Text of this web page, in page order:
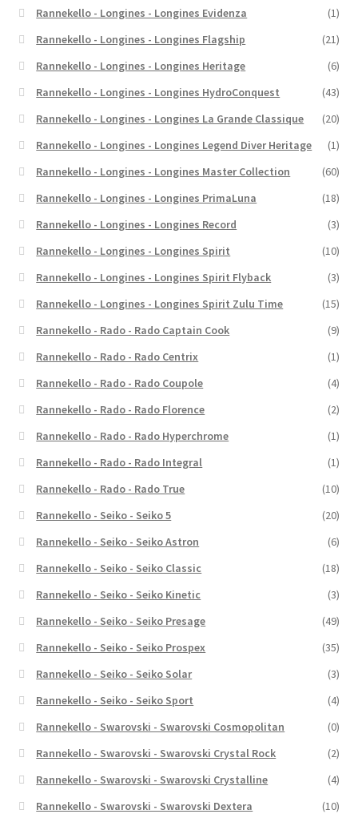
Rannekello - Longines - Longines Evidenza
(1)
Rannekello - Longines - Longines Flagship
(21)
Rannekello - Longines - Longines Heritage
(6)
Rannekello - Longines - Longines HydroConquest
(43)
Rannekello - Longines - Longines La Grande Classique
(20)
Rannekello - Longines - Longines Legend Diver Heritage
(1)
Rannekello - Longines - Longines Master Collection
(60)
Rannekello - Longines - Longines PrimaLuna
(18)
Rannekello - Longines - Longines Record
(3)
Rannekello - Longines - Longines Spirit
(10)
Rannekello - Longines - Longines Spirit Flyback
(3)
Rannekello - Longines - Longines Spirit Zulu Time
(15)
Rannekello - Rado - Rado Captain Cook
(9)
Rannekello - Rado - Rado Centrix
(1)
Rannekello - Rado - Rado Coupole
(4)
Rannekello - Rado - Rado Florence
(2)
Rannekello - Rado - Rado Hyperchrome
(1)
Rannekello - Rado - Rado Integral
(1)
Rannekello - Rado - Rado True
(10)
Rannekello - Seiko - Seiko 5
(20)
Rannekello - Seiko - Seiko Astron
(6)
Rannekello - Seiko - Seiko Classic
(18)
Rannekello - Seiko - Seiko Kinetic
(3)
Rannekello - Seiko - Seiko Presage
(49)
Rannekello - Seiko - Seiko Prospex
(35)
Rannekello - Seiko - Seiko Solar
(3)
Rannekello - Seiko - Seiko Sport
(4)
Rannekello - Swarovski - Swarovski Cosmopolitan
(0)
Rannekello - Swarovski - Swarovski Crystal Rock
(2)
Rannekello - Swarovski - Swarovski Crystalline
(4)
Rannekello - Swarovski - Swarovski Dextera
(10)